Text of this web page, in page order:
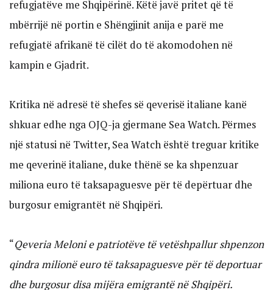
refugjatëve me Shqipërinë. Këtë javë pritet që të
mbërrijë në portin e Shëngjinit anija e parë me
refugjatë afrikanë të cilët do të akomodohen në
kampin e Gjadrit.
Kritika në adresë të shefes së qeverisë italiane kanë
shkuar edhe nga OJQ-ja gjermane Sea Watch. Përmes
një statusi në Twitter, Sea Watch është treguar kritike
me qeverinë italiane, duke thënë se ka shpenzuar
miliona euro të taksapaguesve për të depërtuar dhe
burgosur emigrantët në Shqipëri.
“Qeveria Meloni e patriotëve të vetëshpallur shpenzon
qindra milionë euro të taksapaguesve për të deportuar
dhe burgosur disa mijëra emigrantë në Shqipëri.